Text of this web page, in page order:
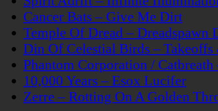
Cancer Bats – Give Me Dirt
Temple Of Dread – Dreadspawn
Din Of Celestial Birds –
Phantom Corporation /
10,000 Years – Esox Lucifer
Zerre – Rotting On A Golden